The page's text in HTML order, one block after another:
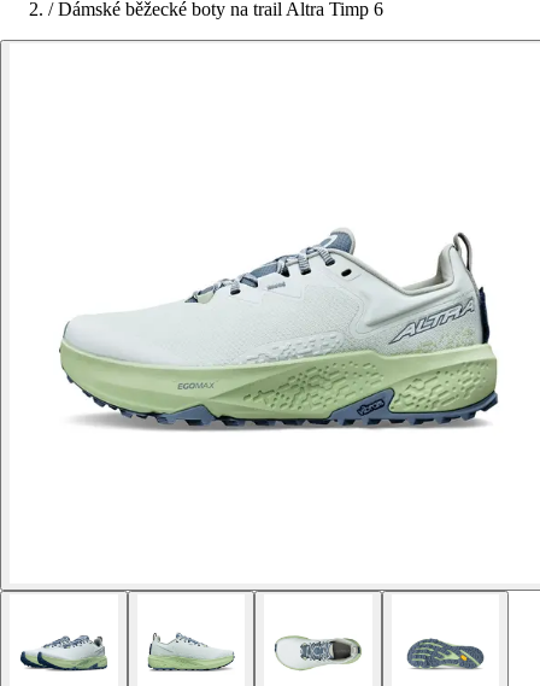
/ Dámské běžecké boty na trail Altra Timp 6